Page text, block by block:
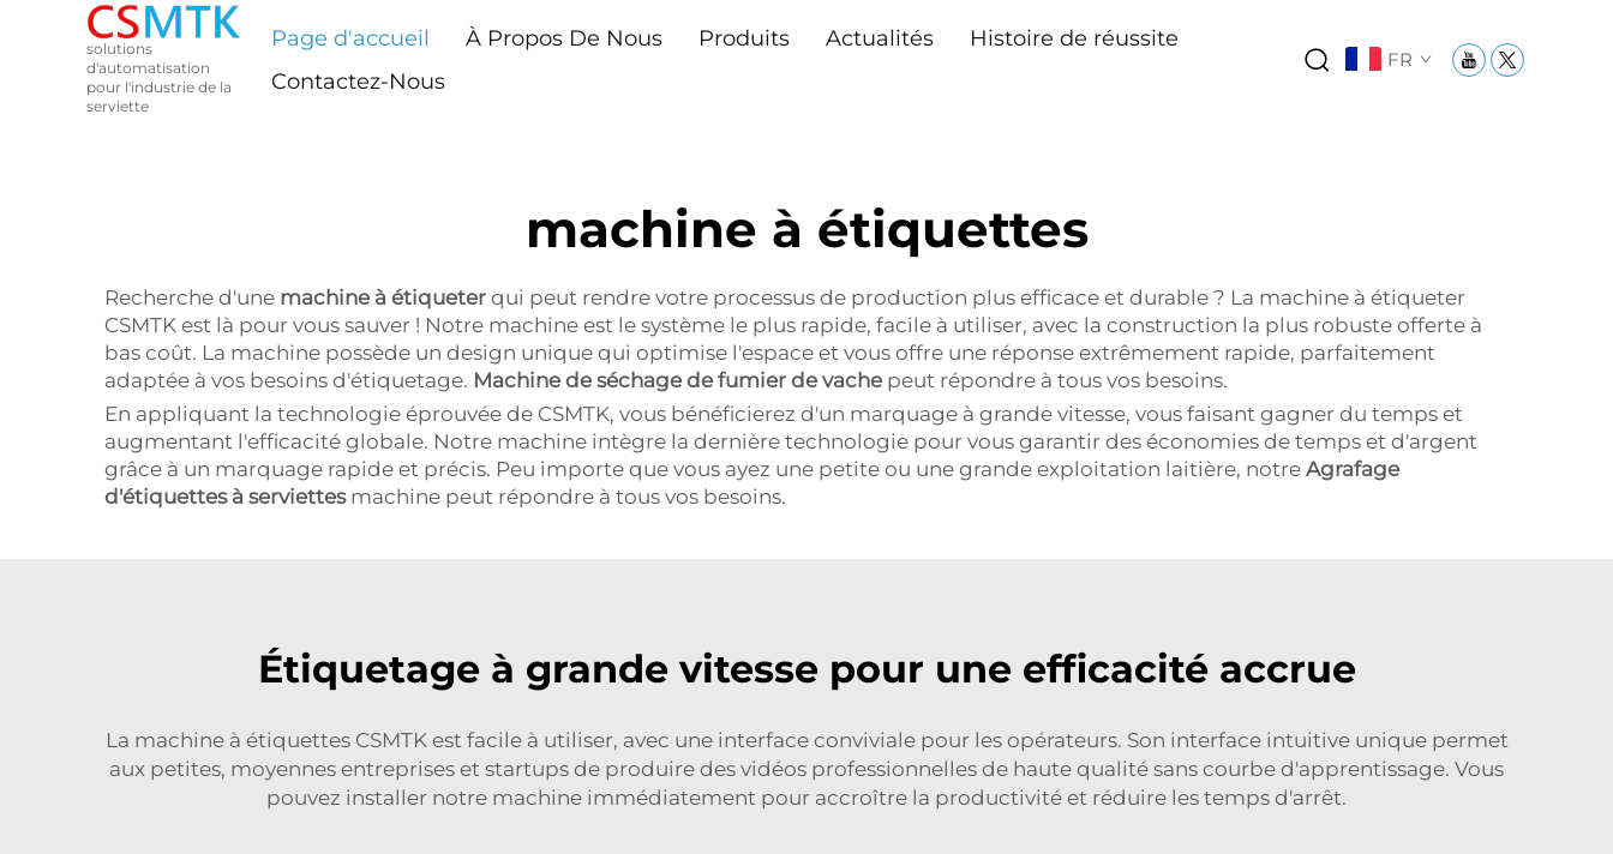
solutions
d'automatisation
pour l'industrie de la
serviette
Page d'accueil À Propos De Nous Produits Actualités
Histoire de réussite
Contactez-Nous
FR
machine à étiquettes
Recherche d'une machine à étiqueter qui peut rendre votre processus de production plus efficace et durable ? La machine à étiqueter
CSMTK est là pour vous sauver ! Notre machine est le système le plus rapide, facile à utiliser, avec la construction la plus robuste offerte à
bas coût. La machine possède un design unique qui optimise l'espace et vous offre une réponse extrêmement rapide, parfaitement
adaptée à vos besoins d'étiquetage. Machine de séchage de fumier de vache peut répondre à tous vos besoins.
En appliquant la technologie éprouvée de CSMTK, vous bénéficierez d'un marquage à grande vitesse, vous faisant gagner du temps et
augmentant l'efficacité globale. Notre machine intègre la dernière technologie pour vous garantir des économies de temps et d'argent
grâce à un marquage rapide et précis. Peu importe que vous ayez une petite ou une grande exploitation laitière, notre Agrafage
d'étiquettes à serviettes machine peut répondre à tous vos besoins.
Étiquetage à grande vitesse pour une efficacité accrue
La machine à étiquettes CSMTK est facile à utiliser, avec une interface conviviale pour les opérateurs. Son interface intuitive unique permet
aux petites, moyennes entreprises et startups de produire des vidéos professionnelles de haute qualité sans courbe d'apprentissage. Vous
pouvez installer notre machine immédiatement pour accroître la productivité et réduire les temps d'arrêt.